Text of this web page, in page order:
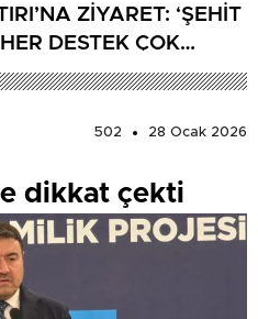
ZİYARET: ‘ŞEHİT
DESTEK ÇOK
502
28 Ocak 2026
dikkat çekti